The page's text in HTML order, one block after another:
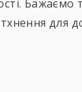
Бажаємо
для